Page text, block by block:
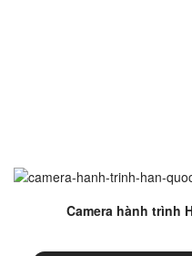
Camera hành trình